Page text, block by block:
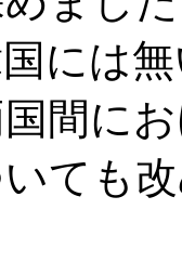
には
間に
ても